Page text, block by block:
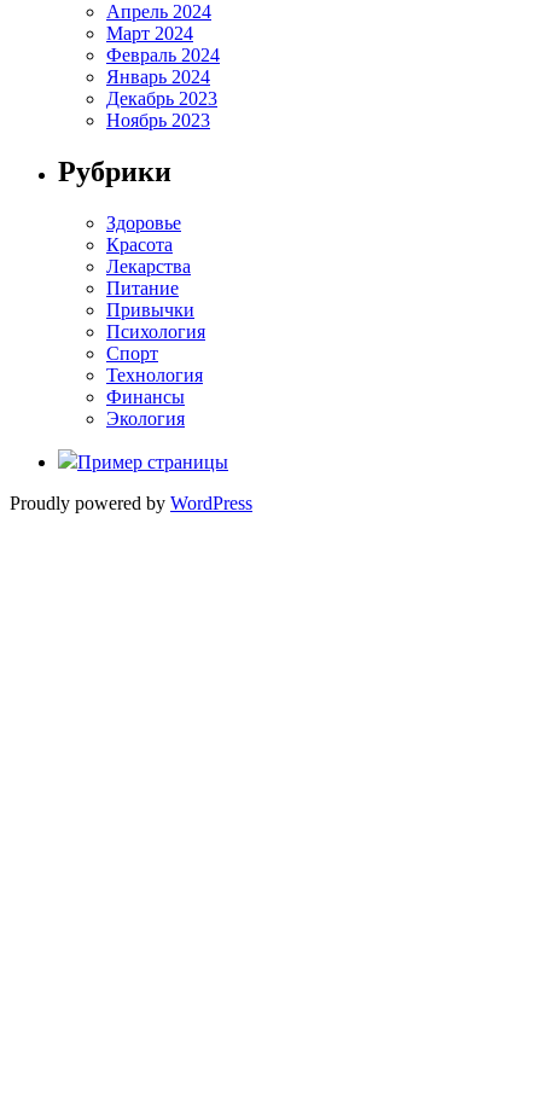
Апрель 2024
Март 2024
Февраль 2024
Январь 2024
Декабрь 2023
Ноябрь 2023
Рубрики
Здоровье
Красота
Лекарства
Питание
Привычки
Психология
Спорт
Технология
Финансы
Экология
Пример страницы
Proudly powered by WordPress